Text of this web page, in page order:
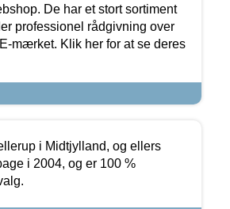
De har et stort sortiment
professionel rådgivning over
mærket. Klik her for at se deres
i Midtjylland, og ellers
i 2004, og er 100 %